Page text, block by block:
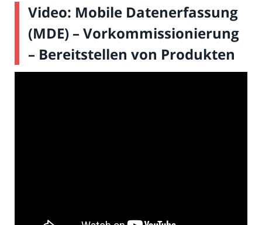
Video: Mobile Datenerfassung
(MDE) – Vorkommissionierung
– Bereitstellen von Produkten